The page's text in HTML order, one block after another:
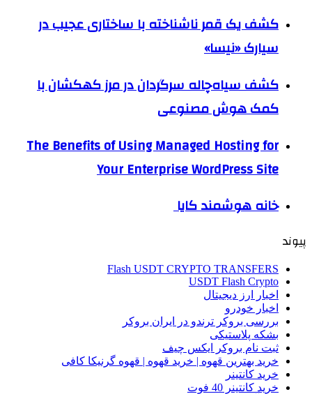
کشف یک قمر ناشناخته با ساختاری عجیب در
سیارک «نیسا»
کشف سیاه‌چاله سرگردان در مرز کهکشان با
کمک هوش مصنوعی
The Benefits of Using Managed Hosting for
Your Enterprise WordPress Site
خانه هوشمند کایا
پیوند
Flash USDT CRYPTO TRANSFERS
USDT Flash Crypto
اخبار ارز دیجیتال
اخبار خودرو
بررسی بروکر ترندو در ایران بروکر
بشکه پلاستیکی
ثبت نام بروکر ایکس چیف
خرید بهترین قهوه | خرید قهوه | قهوه گرنیکا کافی
خرید کانتینر
خرید کانتینر 40 فوت